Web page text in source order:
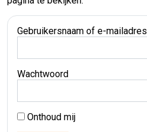
Gebruikersnaam of e-mailadres
Wachtwoord
Onthoud mij